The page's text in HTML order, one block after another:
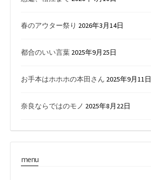
春のアウター祭り 2026年3月14日
都合のいい言葉 2025年9月25日
お手本はホホホの本田さん 2025年9月11日
奈良ならではのモノ 2025年8月22日
menu